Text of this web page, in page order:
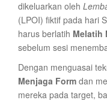
dikeluarkan oleh
(LPOI) fiktif pada hari
harus berlatih Melatih
sebelum sesi
Dengan menguasai
Menjaga Form dan
mereka pada target,